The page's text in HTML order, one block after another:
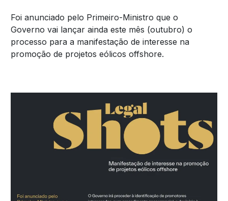
Foi anunciado pelo Primeiro-Ministro que o
Governo vai lançar ainda este mês (outubro) o
processo para a manifestação de interesse na
promoção de projetos eólicos offshore.